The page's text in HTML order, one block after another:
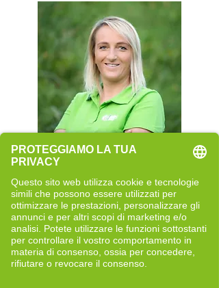
Quereinsteigerin
Neue Perspektiven und bewusste
Entwicklung
Bericht lesen